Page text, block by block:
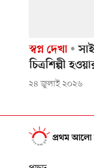
স্বপ্ন দেখা
চিত্রশিল্পী
২৪ জুলাই ২০২৬